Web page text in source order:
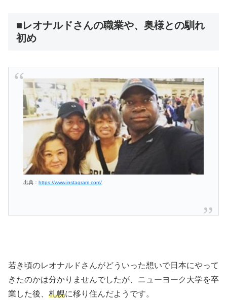
■レオナルドさんの職業や、奥様との馴れ
初め
出典： https://www.instagram.com/
若き頃のレオナルドさんがどういった想いで日本にやって
きたのかは分かりませんでしたが、ニューヨーク大学を卒
業した後、 札幌に移り住んだようです。